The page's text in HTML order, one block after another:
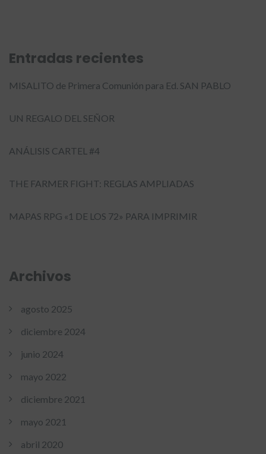
Entradas recientes
MISALITO de Primera Comunión para Ed. SAN PABLO
UN REGALO DEL SEÑOR
ANÁLISIS CARTEL #4
THE FARMER FIGHT: REGLAS AMPLIADAS
MAPAS RPG «1 DE LOS 72» PARA IMPRIMIR
Archivos
agosto 2025
diciembre 2024
junio 2024
mayo 2022
diciembre 2021
mayo 2021
abril 2020